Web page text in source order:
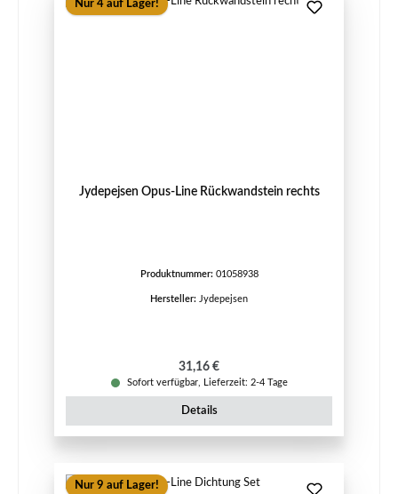
Nur 4 auf Lager!
Jydepejsen Opus-Line Rückwandstein rechts
Produktnummer: 01058938
Hersteller: Jydepejsen
Regulärer Preis:
31,16 €
Sofort verfügbar, Lieferzeit: 2-4 Tage
Details
Nur 9 auf Lager!